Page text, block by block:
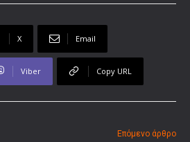
X Email
Viber Copy URL
Επόμενο άρθρο